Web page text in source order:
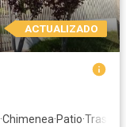
ACTUALIZADO
·Chimenea·Patio·